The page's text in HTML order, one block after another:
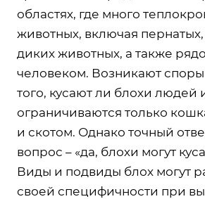
областях, где много
животных, включая
диких животных, а также
человеком. Возникают
того, кусают ли блохи людей
ограничиваются только
и скотом. Однако точный
вопрос – «да, блохи могут
Виды и подвиды блох могут
своей специфичности при